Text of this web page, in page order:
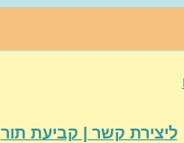
ליצירת קשר | קביעת תור